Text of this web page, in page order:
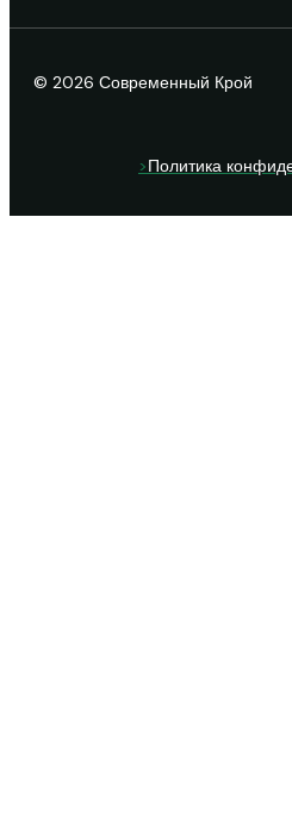
© 2026 Современный Крой
>Политика